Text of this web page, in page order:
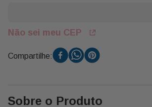
Não sei meu CEP
Compartilhe:
Sobre o Produto